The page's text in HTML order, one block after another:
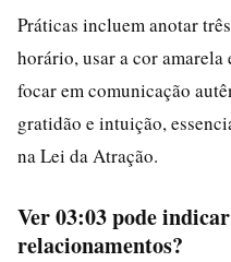
Práticas incluem anotar
horário, usar a cor amarela
focar em comunicação
gratidão e intuição,
na Lei da Atração.
Ver 03:03 pode
relacionamentos?